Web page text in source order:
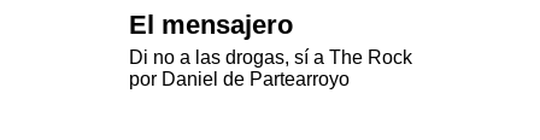
El mensajero
Di no a las drogas, sí a The Rock
por Daniel de Partearroyo